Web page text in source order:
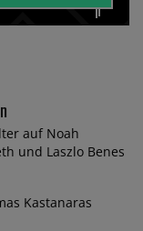
auf Noah
und Laszlo Benes
Kastanaras